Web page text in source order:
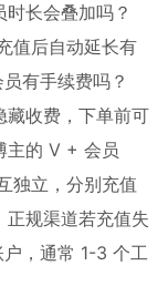
长会叠加吗？
值后自动延长有
有手续费吗？
藏收费，下单前可
主的 V + 会员
独立，分别充值
正规渠道若充值失
，通常 1-3 个工